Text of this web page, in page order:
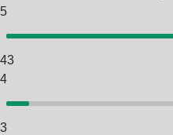
5
43
4
3